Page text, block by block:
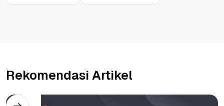
Rekomendasi Artikel